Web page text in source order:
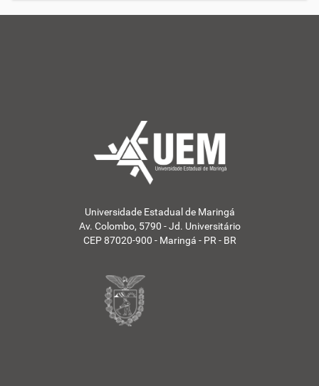
Universidade Estadual de Maringá
Av. Colombo, 5790 - Jd. Universitário
CEP 87020-900 - Maringá - PR - BR